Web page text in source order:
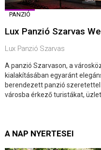
PANZIÓ
Lux Panzió Szarvas
Lux Panzió Szarvas
A panzió Szarvason, a
kialakításában egyaránt
berendezett panzió
városba érkező turistákat,
A NAP NYERTESEI